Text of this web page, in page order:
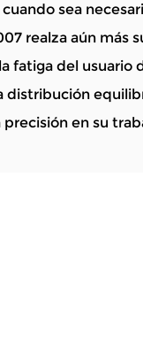
sea
realza aún más
fatiga del usuario
en su